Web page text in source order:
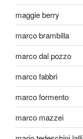
maggie berry
marco brambilla
marco dal pozzo
marco fabbri
marco formento
marco mazzei